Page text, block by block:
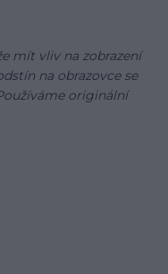
mít vliv na zobrazení
na obrazovce se
originální